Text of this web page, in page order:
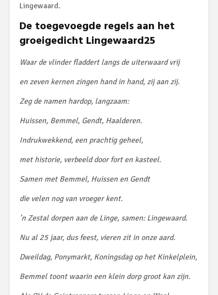
Lingewaard.
De toegevoegde regels aan het
groeigedicht Lingewaard25
Waar de vlinder fladdert langs de uiterwaard vrij
en zeven kernen zingen hand in hand, zij aan zij.
Zeg de namen hardop, langzaam:
Huissen, Bemmel, Gendt, Haalderen.
Indrukwekkend, een prachtig geheel,
met historie, verbeeld door fort en kasteel.
Samen met Bemmel, Huissen en Gendt
die velen nog van vroeger kent.
’n Zestal dorpen aan de Linge, samen: Lingewaard.
Nu al 25 jaar, dus feest, vieren zit in onze aard.
Dweildag, Ponymarkt, Koningsdag op het Kinkelplein,
Bemmel toont waarin een klein dorp groot kan zijn.